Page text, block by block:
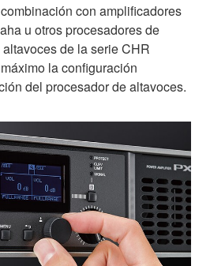
con amplificadores
u otros procesadores de
de la serie CHR
la configuración
del procesador de altavoces.